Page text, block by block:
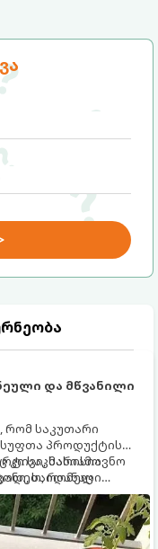
და მწვანილი
რომ საკუთარი
პროდუქტის
კი საკმარისია
საიდანაც
და
სასიამოვნო
რომელი
ყველაზე კარგად
რომლებიც